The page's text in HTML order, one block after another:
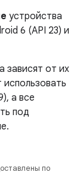
устройства
6 (API 23) и
зависят от их
использовать
а все
под
по